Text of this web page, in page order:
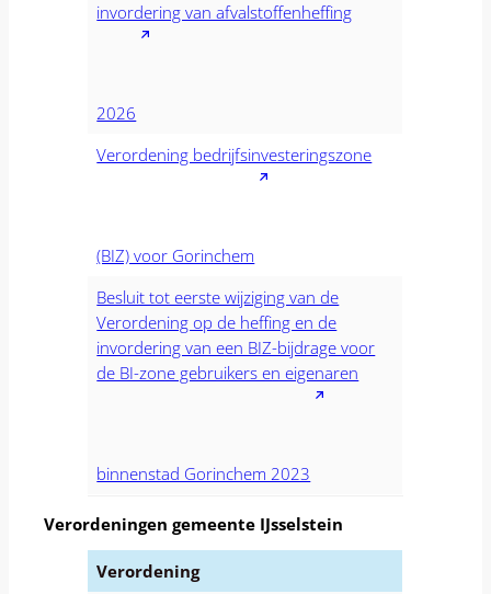
invordering van afvalstoffenheffing
2026
Verordening bedrijfsinvesteringszone
(BIZ) voor Gorinchem
Besluit tot eerste wijziging van de
Verordening op de heffing en de
invordering van een BIZ-bijdrage voor
de BI-zone gebruikers en eigenaren
binnenstad Gorinchem 2023
Verordeningen gemeente IJsselstein
Verordening